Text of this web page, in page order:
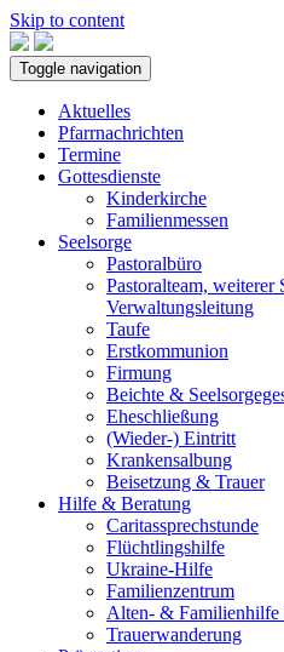
Skip to content
Toggle navigation
Aktuelles
Pfarrnachrichten
Termine
Gottesdienste
Kinderkirche
Familienmessen
Seelsorge
Pastoralbüro
Pastoralteam, weiterer
Verwaltungsleitung
Taufe
Erstkommunion
Firmung
Beichte &
Eheschließung
(Wieder-) Eintritt
Krankensalbung
Beisetzung & Trauer
Hilfe & Beratung
Caritassprechstunde
Flüchtlingshilfe
Ukraine-Hilfe
Familienzentrum
Alten- & Familienhilfe
Trauerwanderung